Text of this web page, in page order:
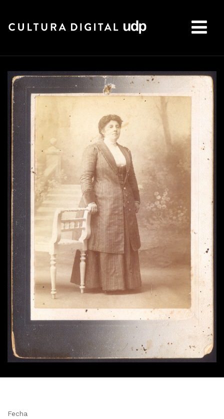
Fecha